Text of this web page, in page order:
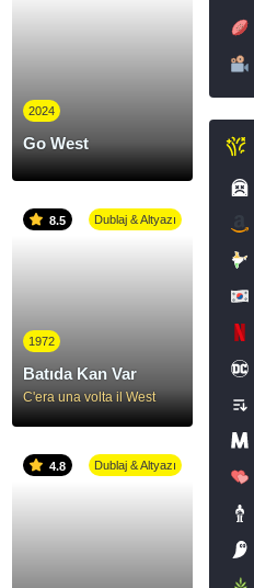
2024
Go West
8.5 Dublaj & Altyazı
1972
Batıda Kan Var
C'era una volta il West
4.8 Dublaj & Altyazı